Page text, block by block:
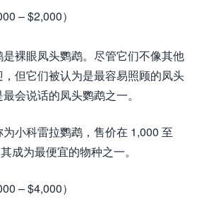
– $2,000）
裸眼凤头鹦鹉。尽管它们不像其他
但它们被认为是最容易照顾的凤头
会说话的凤头鹦鹉之一。
小科雷拉鹦鹉，售价在 1,000 至
成为最便宜的物种之一。
– $4,000）